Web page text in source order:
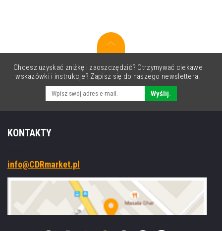
C,
BT,
Wi-
Fi,
NFC,
Win.
10
Chcesz uzyskać zniżkę i zaoszczędzić? Otrzymywać ciekawe
wskazówki i instrukcje? Zapisz się do naszego newslettera.
Wyślij.
KONTAKTY
info@CDRmarket.pl